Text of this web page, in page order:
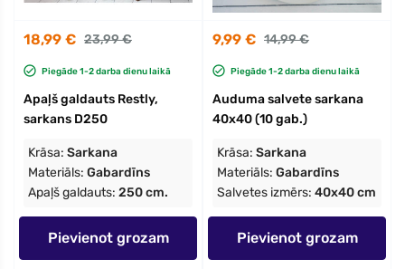
18,99 € 23,99 €
Piegāde 1-2 darba dienu laikā
Apaļš galdauts Restly,
sarkans D250
Krāsa: Sarkana
Materiāls: Gabardīns
Apaļš galdauts: 250 cm.
Pievienot grozam
9,99 € 14,99 €
Piegāde 1-2 darba dienu laikā
Auduma salvete sarkana
40x40 (10 gab.)
Krāsa: Sarkana
Materiāls: Gabardīns
Salvetes izmērs: 40x40 cm
Pievienot grozam